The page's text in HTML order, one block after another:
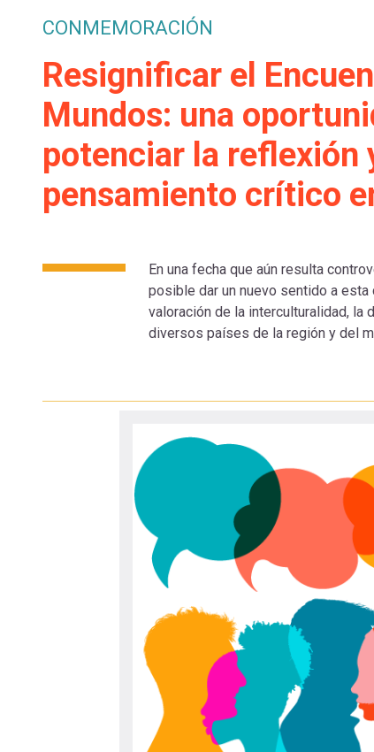
mi
cuenta
enlaces
de
ayuda
a
navegación
CONMEMORACIÓN
Resignificar el
Mundos: una
potenciar la reflexión
pensamiento crítico
En una fecha que aún resulta
posible dar un nuevo sentido a
valoración de la interculturalidad, la
diversos países de la región y del